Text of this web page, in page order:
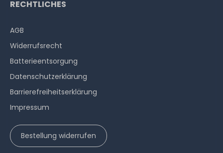
RECHTLICHES
AGB
Widerrufs­recht
Batterieentsorgung
Datenschutzerklärung
Barrierefreiheitserklärung
Impressum
Bestellung widerrufen